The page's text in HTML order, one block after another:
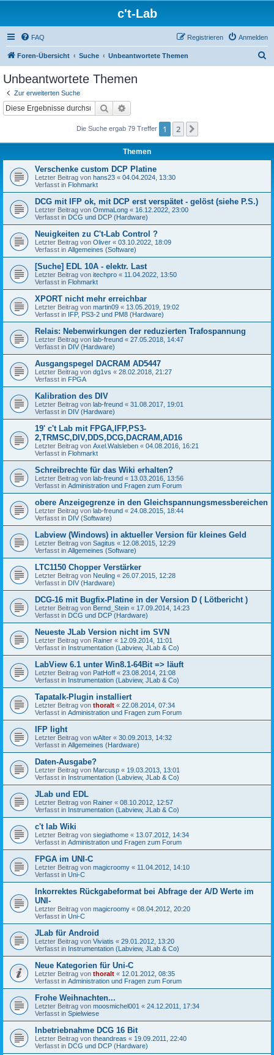
c't-Lab
FAQ Anmelden
Registrieren
Foren-Übersicht Suche Unbeantwortete Themen
Unbeantwortete Themen
Zur erweiterten Suche
Suche
Die Suche ergab 79 Treffer 1 2
Themen
Verschenke custom DCP Platine
Letzter Beitrag von hans23 « 04.04.2024, 13:30
Verfasst in Flohmarkt
DCG mit IFP ok, mit DCP erst verspätet - gelöst (siehe P.S.)
Letzter Beitrag von OmmaLong « 16.12.2022, 23:00
Verfasst in DCG und DCP (Hardware)
Neuigkeiten zu C't-Lab Control ?
Letzter Beitrag von Oliver « 03.10.2022, 18:09
Verfasst in Allgemeines (Software)
[Suche] EDL 10A - elektr. Last
Letzter Beitrag von itechpro « 11.04.2022, 13:50
Verfasst in Flohmarkt
XPORT nicht mehr erreichbar
Letzter Beitrag von martin09 « 13.05.2019, 19:02
Verfasst in IFP, PS3-2 und PM8 (Hardware)
Relais: Nebenwirkungen der reduzierten Trafospannung
Letzter Beitrag von lab-freund « 27.05.2018, 14:47
Verfasst in DIV (Hardware)
Ausgangspegel DACRAM AD5447
Letzter Beitrag von dg1vs « 28.02.2018, 21:27
Verfasst in FPGA
Kalibration des DIV
Letzter Beitrag von lab-freund « 31.08.2017, 19:01
Verfasst in DIV (Hardware)
19' c't Lab mit FPGA,IFP,PS3-
2,TRMSC,DIV,DDS,DCG,DACRAM,AD16
Letzter Beitrag von Axel.Walsleben « 04.08.2016, 16:21
Verfasst in Flohmarkt
Schreibrechte für das Wiki erhalten?
Letzter Beitrag von lab-freund « 13.03.2016, 13:56
Verfasst in Administration und Fragen zum Forum
obere Anzeigegrenze in den Gleichspannungsmessbereichen
Letzter Beitrag von lab-freund « 24.08.2015, 18:44
Verfasst in DIV (Software)
Labview (Windows) in aktueller Version für kleines Geld
Letzter Beitrag von Sagitus « 12.08.2015, 12:29
Verfasst in Allgemeines (Software)
LTC1150 Chopper Verstärker
Letzter Beitrag von Neuling « 26.07.2015, 12:28
Verfasst in DIV (Hardware)
DCG-16 mit Bugfix-Platine in der Version D ( Lötbericht )
Letzter Beitrag von Bernd_Stein « 17.09.2014, 14:23
Verfasst in DCG und DCP (Hardware)
Neueste JLab Version nicht im SVN
Letzter Beitrag von Rainer « 12.09.2014, 11:01
Verfasst in Instrumentation (Labview, JLab & Co)
LabView 6.1 unter Win8.1-64Bit => läuft
Letzter Beitrag von PatHoff « 23.08.2014, 21:08
Verfasst in Instrumentation (Labview, JLab & Co)
Tapatalk-Plugin installiert
Letzter Beitrag von thoralt « 22.08.2014, 07:34
Verfasst in Administration und Fragen zum Forum
IFP light
Letzter Beitrag von wAlter « 30.09.2013, 14:32
Verfasst in Allgemeines (Hardware)
Daten-Ausgabe?
Letzter Beitrag von Marcusp « 19.03.2013, 13:01
Verfasst in Instrumentation (Labview, JLab & Co)
JLab und EDL
Letzter Beitrag von Rainer « 08.10.2012, 12:57
Verfasst in Instrumentation (Labview, JLab & Co)
c't lab Wiki
Letzter Beitrag von siegiathome « 13.07.2012, 14:34
Verfasst in Administration und Fragen zum Forum
FPGA im UNI-C
Letzter Beitrag von magicroomy « 11.04.2012, 14:10
Verfasst in Uni-C
Inkorrektes Rückgabeformat bei Abfrage der A/D Werte im
UNI-
Letzter Beitrag von magicroomy « 08.04.2012, 20:20
Verfasst in Uni-C
JLab für Android
Letzter Beitrag von Viviatis « 29.01.2012, 13:20
Verfasst in Instrumentation (Labview, JLab & Co)
Neue Kategorien für Uni-C
Letzter Beitrag von thoralt « 12.01.2012, 08:35
Verfasst in Administration und Fragen zum Forum
Frohe Weihnachten...
Letzter Beitrag von moosmichel001 « 24.12.2011, 17:34
Verfasst in Spielwiese
Inbetriebnahme DCG 16 Bit
Letzter Beitrag von theandreas « 19.09.2011, 22:40
Verfasst in DCG und DCP (Hardware)